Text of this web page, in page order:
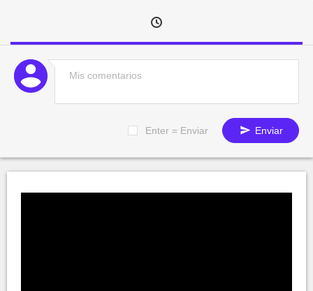
Enter = Enviar Enviar